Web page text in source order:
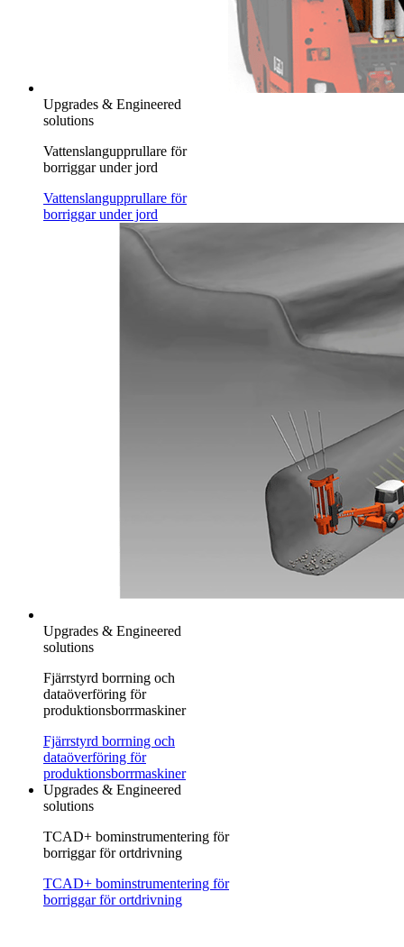
Upgrades & Engineered
solutions
Vattenslangupprullare för
borriggar under jord
Vattenslangupprullare för
borriggar under jord
Upgrades & Engineered
solutions
Fjärrstyrd borrning och
dataöverföring för
produktionsborrmaskiner
Fjärrstyrd borrning och
dataöverföring för
produktionsborrmaskiner
Upgrades & Engineered
solutions
TCAD+ bominstrumentering för
borriggar för ortdrivning
TCAD+ bominstrumentering för
borriggar för ortdrivning